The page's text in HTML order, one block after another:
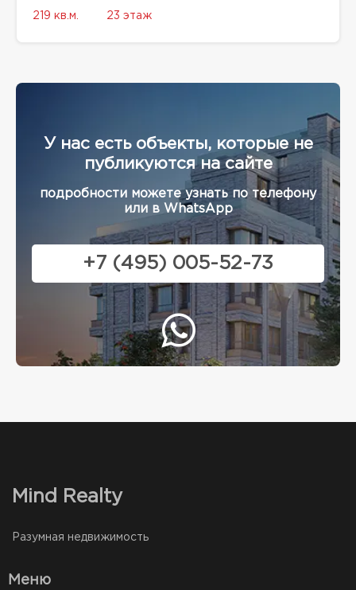
219 кв.м. 23 этаж
У нас есть объекты, которые не
публикуются на сайте
подробности можете узнать по телефону
или в WhatsApp
+7 (495) 005-52-73
Mind Realty
Разумная недвижимость
Меню